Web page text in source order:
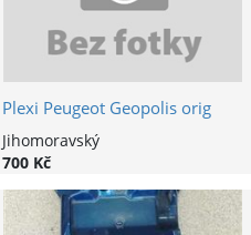
Plexi Peugeot Geopolis orig
Jihomoravský
700 Kč